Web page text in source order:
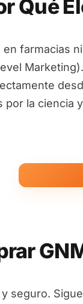
Qué
farmacias
la ciencia
seguro.